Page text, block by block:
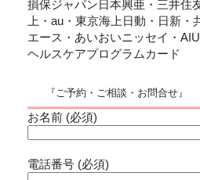
損保ジャパン日本興亜・三井住
上・au・東京海上日動・日新・
エース・あいおいニッセイ・
ヘルスケアプログラムカード
『ご予約・ご相談・お問合せ』
お名前 (必須)
電話番号 (必須)